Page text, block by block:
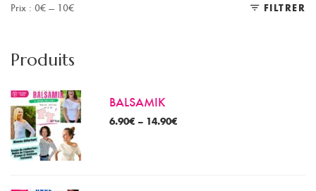
FILTRER
Prix : 0€ — 10€
Produits
BALSAMIK
6.90€ – 14.90€